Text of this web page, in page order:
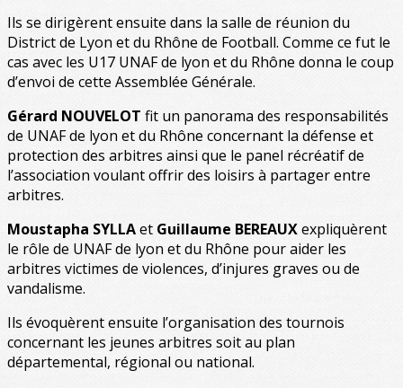
Ils se dirigèrent ensuite dans la salle de réunion du
District de Lyon et du Rhône de Football. Comme ce fut le
cas avec les U17 UNAF de lyon et du Rhône donna le coup
d’envoi de cette Assemblée Générale.
Gérard NOUVELOT fit un panorama des responsabilités
de UNAF de lyon et du Rhône concernant la défense et
protection des arbitres ainsi que le panel récréatif de
l’association voulant offrir des loisirs à partager entre
arbitres.
Moustapha SYLLAet Guillaume BEREAUXexpliquèrent
le rôle de UNAF de lyon et du Rhône pour aider les
arbitres victimes de violences, d’injures graves ou de
vandalisme.
Ils évoquèrent ensuite l’organisation des tournois
concernant les jeunes arbitres soit au plan
départemental, régional ou national.